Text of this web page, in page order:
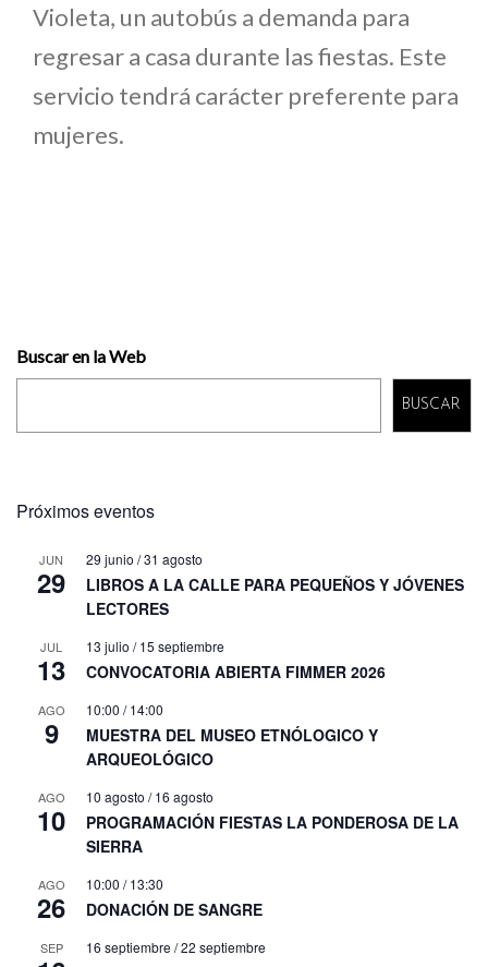
Violeta, un autobús a demanda para
regresar a casa durante las fiestas. Este
servicio tendrá carácter preferente para
mujeres.
Buscar en la Web
BUSCAR
Próximos eventos
JUN
29
29 junio /31 agosto
LIBROS A LA CALLE PARA PEQUEÑOS Y JÓVENES
LECTORES
JUL
13
13 julio /15 septiembre
CONVOCATORIA ABIERTA FIMMER 2026
AGO
9
10:00 /14:00
MUESTRA DEL MUSEO ETNÓLOGICO Y
ARQUEOLÓGICO
AGO
10
10 agosto /16 agosto
PROGRAMACIÓN FIESTAS LA PONDEROSA DE LA
SIERRA
AGO
26
10:00 /13:30
DONACIÓN DE SANGRE
SEP 16 septiembre /22 septiembre